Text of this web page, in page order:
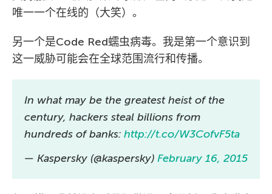
唯一一个在线的（大笑）。
另一个是Code Red蠕虫病毒。我是第一个意识到
这一威胁可能会在全球范围流行和传播。
In what may be the greatest heist of the
century, hackers steal billions from
hundreds of banks: http://t.co/W3CofvF5ta
— Kaspersky (@kaspersky) February 16, 2015